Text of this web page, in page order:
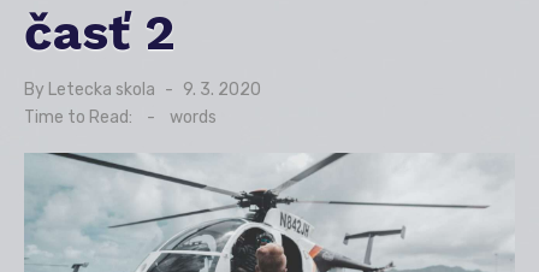
časť 2
By Letecka skola
Posted
on
9. 3. 2020
Time to Read:
- words